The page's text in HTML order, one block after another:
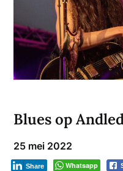
Blues op
25 mei 2022
Whatsapp
Share